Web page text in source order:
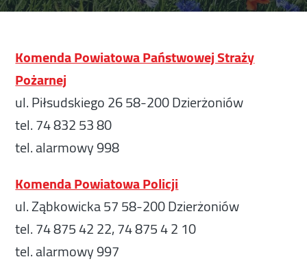
Komenda Powiatowa Państwowej Straży
Pożarnej
ul. Piłsudskiego 26 58-200 Dzierżoniów
tel. 74 832 53 80
tel. alarmowy 998
Komenda Powiatowa Policji
ul. Ząbkowicka 57 58-200 Dzierżoniów
tel. 74 875 42 22, 74 875 4 2 10
tel. alarmowy 997